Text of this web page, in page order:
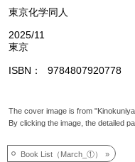
東京化学同人
2025/11
東京
ISBN 9784807920778
The cover image is from
By clicking the image, the detailed
Book List（March_①）